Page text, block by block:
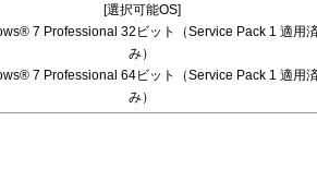
[選択可能OS]
7 Professional 32ビット（Service Pack 1 適用
み）
7 Professional 64ビット（Service Pack 1 適用
み）